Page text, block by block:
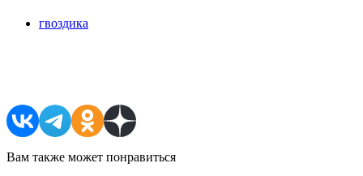
гвоздика
Вам также может понравиться